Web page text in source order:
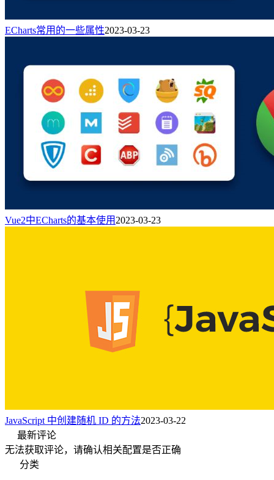
ECharts常用的一些属性2023-03-23
Vue2中ECharts的基本使用 2023-03-23
JavaScript 中创建随机 ID 的方法2023-03-22
最新评论
无法获取评论，请确认相关配置是否正确
分类